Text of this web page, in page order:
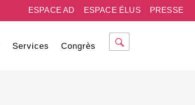
PRESSE
ESPACE ÉLUS
ESPACE AD
Services Congrès